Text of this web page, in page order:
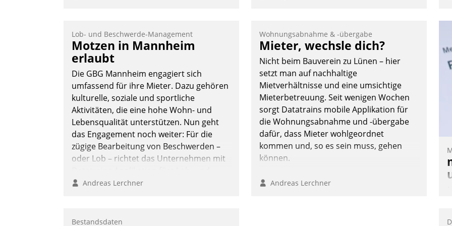
Lob- und Beschwerde-Management
Motzen in Mannheim
erlaubt
Die GBG Mannheim engagiert sich
umfassend für ihre Mieter. Dazu gehören
kulturelle, soziale und sportliche
Aktivitäten, die eine hohe Wohn- und
Lebensqualität unterstützen. Nun geht
das Engagement noch weiter: Für die
zügige Bearbeitung von Beschwerden –
oder Lob – richtet das Unternehmen mit
Beschwerde-Management einen eigenen
Andreas Lerchner
Wohnungsabnahme & -übergabe
Mieter, wechsle dich?
Nicht beim Bauverein zu Lünen – hier
setzt man auf nachhaltige
Mietverhältnisse und eine umsichtige
Mieterbetreuung. Seit wenigen Wochen
sorgt Datatrains mobile Applikation für
die Wohnungsabnahme und -übergabe
dafür, dass Mieter wohlgeordnet
kommen und, so es sein muss, gehen
können.
Andreas Lerchner
Bestandsdaten